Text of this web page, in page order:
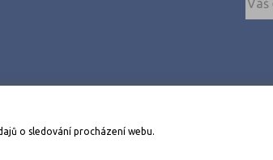
škol
o sledování procházení webu.